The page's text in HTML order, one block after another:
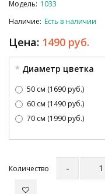
Модель: 1033
Наличие: Есть в наличии
Цена: 1490 руб.
Диаметр цветка
50 см (1690 руб.)
60 см (1490 руб.)
70 см (1990 руб.)
Количество